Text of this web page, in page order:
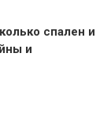
спален и
и